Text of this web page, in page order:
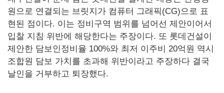
원으로 연결되는 브릿지가 컴퓨터 그래픽(CG)으로 표
현된 점이다. 이는 정비구역 범위를 넘어선 제안이어서
입찰 지침 위반에 해당한다는 주장이다. 또 롯데건설이
제안한 담보인정비율 100%와 최저 이주비 20억원 역시
조합원 담보 가치를 초과해 위반이라고 주장하다 결국
날인을 거부하고 퇴장했다.